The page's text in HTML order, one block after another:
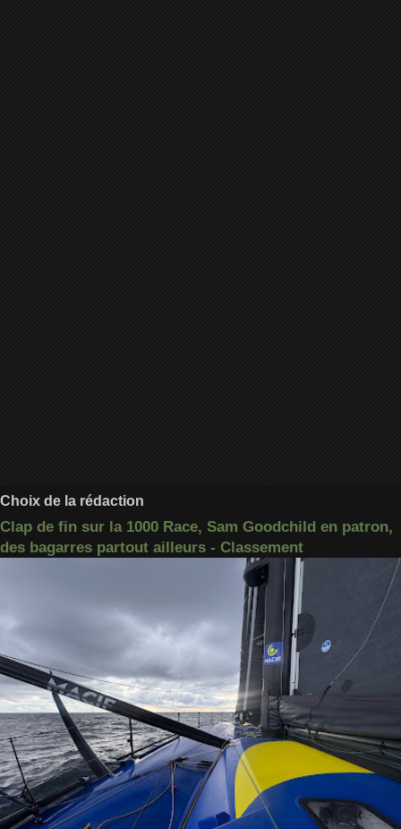
Choix de la rédaction
Clap de fin sur la 1000 Race, Sam Goodchild en patron,
des bagarres partout ailleurs - Classement